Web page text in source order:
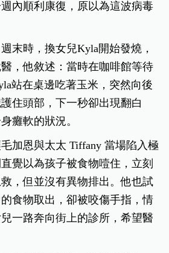
內順利康復，原以為這波病毒
末時，換女兒Kyla開始發燒，
，他敘述：當時在咖啡館等待
站在桌邊吃著玉米，突然向後
住頭部，下一秒卻出現翻白
癱軟的狀況。
加恩與太太 Tiffany 當場陷入極
覺以為孩子被食物噎住，立刻
，但並沒有異物排出。他也試
食物取出，卻被咬傷手指，情
一路奔向街上的診所，希望醫